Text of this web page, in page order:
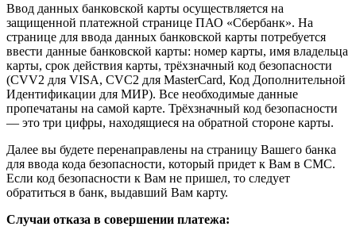
Ввод данных банковской карты осуществляется на
защищенной платежной странице ПАО «Сбербанк». На
странице для ввода данных банковской карты потребуется
ввести данные банковской карты: номер карты, имя владельца
карты, срок действия карты, трёхзначный код безопасности
(CVV2 для VISA, CVC2 для MasterCard, Код Дополнительной
Идентификации для МИР). Все необходимые данные
пропечатаны на самой карте. Трёхзначный код безопасности
— это три цифры, находящиеся на обратной стороне карты.
Далее вы будете перенаправлены на страницу Вашего банка
для ввода кода безопасности, который придет к Вам в СМС.
Если код безопасности к Вам не пришел, то следует
обратиться в банк, выдавший Вам карту.
Случаи отказа в совершении платежа: